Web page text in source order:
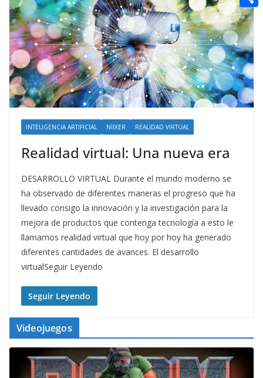
INTELIGENCIA ARTIFICIAL NIIXER REALIDAD VIRTUAL
Realidad virtual: Una nueva era
DESARROLLO VIRTUAL Durante el mundo moderno se
ha observado de diferentes maneras el progreso que ha
llevado consigo la innovación y la investigación para la
mejora de productos que contenga tecnología a esto le
llamamos realidad virtual que hoy por hoy ha generado
diferentes cantidades de avances. El desarrollo
virtualSeguir Leyendo
Seguir Leyendo
Videojuegos
n
g
e
r
e
r
e
r
e
s
t
a
i
l
e
d
d
i
t
C
o
m
p
a
r